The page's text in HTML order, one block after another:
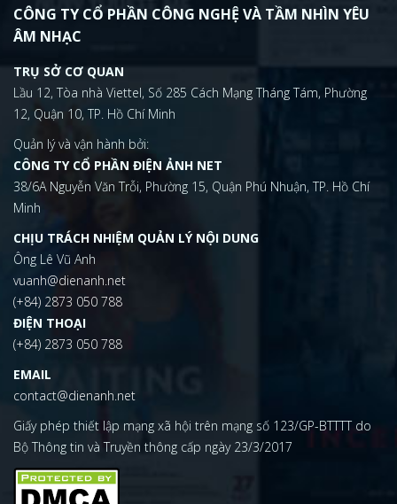
CÔNG TY CỔ PHẦN CÔNG NGHỆ VÀ TẦM NHÌN YÊU
ÂM NHẠC
TRỤ SỞ CƠ QUAN
Lầu 12, Tòa nhà Viettel, Số 285 Cách Mạng Tháng Tám, Phường
12, Quận 10, TP. Hồ Chí Minh
Quản lý và vận hành bởi:
CÔNG TY CỔ PHẦN ĐIỆN ẢNH NET
38/6A Nguyễn Văn Trỗi, Phường 15, Quận Phú Nhuận, TP. Hồ Chí
Minh
CHỊU TRÁCH NHIỆM QUẢN LÝ NỘI DUNG
Ông Lê Vũ Anh
vuanh@dienanh.net
(+84) 2873 050 788
ĐIỆN THOẠI
(+84) 2873 050 788
EMAIL
contact@dienanh.net
Giấy phép thiết lập mạng xã hội trên mạng số 123/GP-BTTTT do
Bộ Thông tin và Truyền thông cấp ngày 23/3/2017